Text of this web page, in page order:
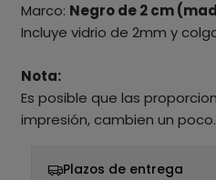
Marco: Negro de 2 cm
Incluye vidrio de 2mm y
Nota:
Es posible que las
impresión, cambien un poco.
Plazos de entrega